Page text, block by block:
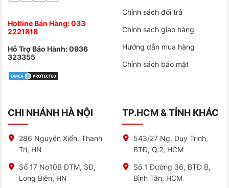
Hotline Bán Hàng:033
2221818
Hỗ Trợ Bảo Hành:0936
323355
Chính sách đổi trả
Chính sách giao hàng
Hướng dẫn mua hàng
Chính sách bảo mật
CHI NHÁNH HÀ NỘI
286 Nguyễn Xiển, Thanh
Trì, HN
Số 17 No10B ĐTM, SĐ,
Long Biên, HN
TP.HCM & TỈNH KHÁC
543/27 Ng. Duy Trinh,
BTĐ, Q.2, HCM
Số 1 Đường 36, BTĐ B,
Bình Tân, HCM